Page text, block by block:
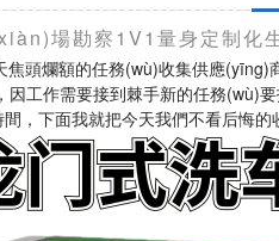
場勘察1V1量身定制化
頭爛額的任務(wù)收集供應
工作需要接到棘手新的任務(wù)
，下面我就把今天我們不看后悔